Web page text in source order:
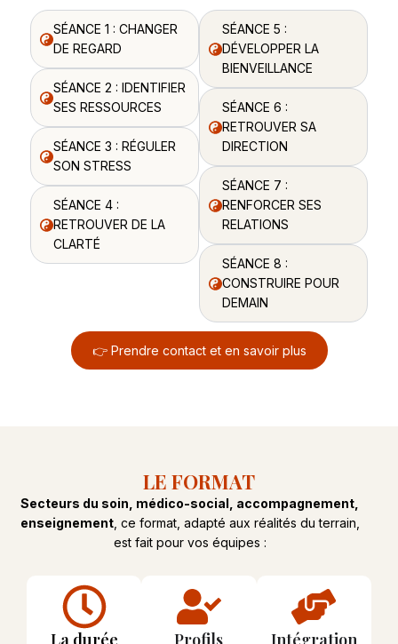
SÉANCE 1 : CHANGER
DE REGARD
SÉANCE 2 : IDENTIFIER
SES RESSOURCES
SÉANCE 3 : RÉGULER
SON STRESS
SÉANCE 4 :
RETROUVER DE LA
CLARTÉ
SÉANCE 5 :
DÉVELOPPER LA
BIENVEILLANCE
SÉANCE 6 :
RETROUVER SA
DIRECTION
SÉANCE 7 :
RENFORCER SES
RELATIONS
SÉANCE 8 :
CONSTRUIRE POUR
DEMAIN
👉 Prendre contact et en savoir plus
LE FORMAT
Secteurs du soin, médico-social, accompagnement,
enseignement, ce format, adapté aux réalités du terrain,
est fait pour vos équipes :
La durée Profils Intégration